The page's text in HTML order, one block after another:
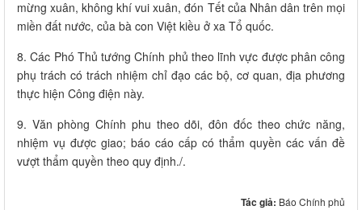
mừng xuân, không khí vui xuân, đón Tết của Nhân dân trên mọi
miền đất nước, của bà con Việt kiều ở xa Tổ quốc.
8. Các Phó Thủ tướng Chính phủ theo lĩnh vực được phân công
phụ trách có trách nhiệm chỉ đạo các bộ, cơ quan, địa phương
thực hiện Công điện này.
9. Văn phòng Chính phu theo dõi, đôn đốc theo chức năng,
nhiệm vụ được giao; báo cáo cấp có thẩm quyền các vấn đề
vượt thẩm quyền theo quy định./.
Tác giả: Báo Chính phủ